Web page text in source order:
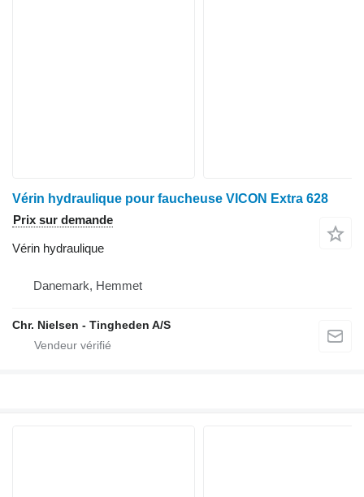
Vérin hydraulique pour faucheuse VICON Extra 628
Prix sur demande
Vérin hydraulique
Danemark, Hemmet
Chr. Nielsen - Tingheden A/S